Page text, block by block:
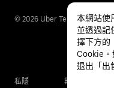
© 2026 Uber Technologies
私隱 無障礙服務
本網站使
並透過記
擇下方的
Cookie。
退出「出